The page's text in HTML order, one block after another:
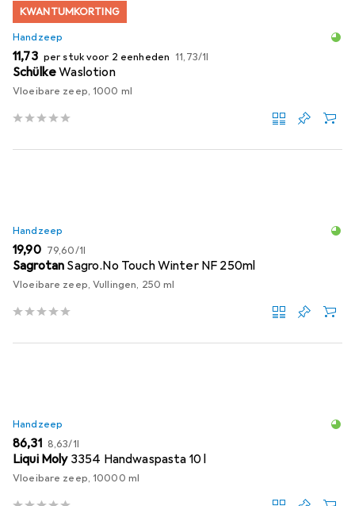
KWANTUMKORTING
Handzeep
EUR
11,73 per stuk voor 2 eenheden EUR
11,73/1l
SchülkeWaslotion
Vloeibare zeep, 1000 ml
Handzeep
EUR
19,90 EUR
79,60/1l
Sagrotan Sagro.No Touch Winter NF 250ml
Vloeibare zeep, Vullingen, 250 ml
Handzeep
EUR
86,31 EUR
8,63/1l
Liqui Moly 3354 Handwaspasta 10 l
Vloeibare zeep, 10000 ml